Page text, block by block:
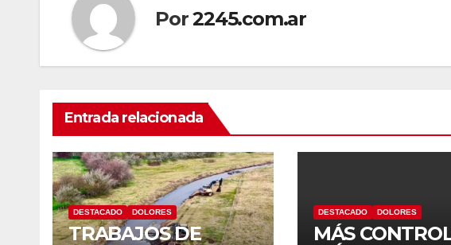
Por2245.com.ar
Entrada relacionada
DESTACADO DOLORES
TRABAJOS DE
DESTACADO DOLORES
MÁS